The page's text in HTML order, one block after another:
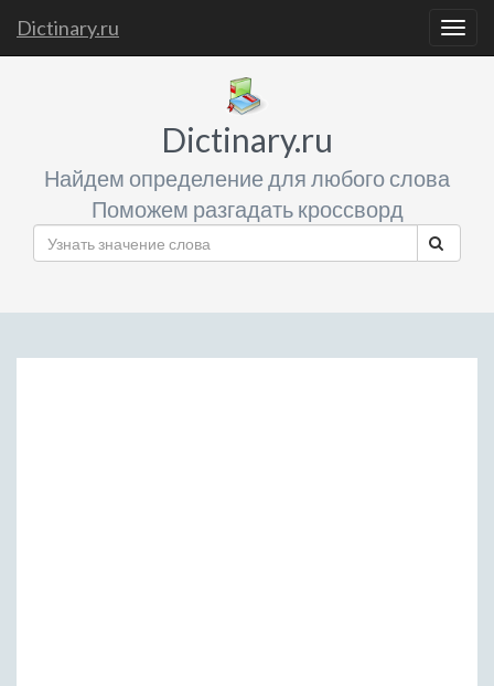
Dictinary.ru
Dictinary.ru
Найдем определение для любого слова
Поможем разгадать кроссворд